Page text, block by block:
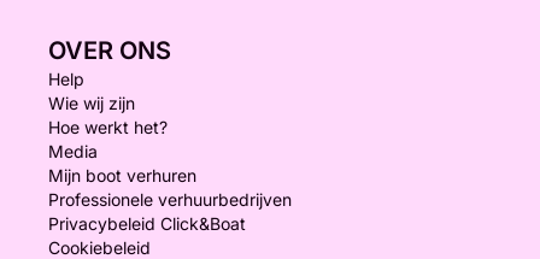
OVER ONS
Help
Wie wij zijn
Hoe werkt het?
Media
Mijn boot verhuren
Professionele verhuurbedrijven
Privacybeleid Click&Boat
Cookiebeleid